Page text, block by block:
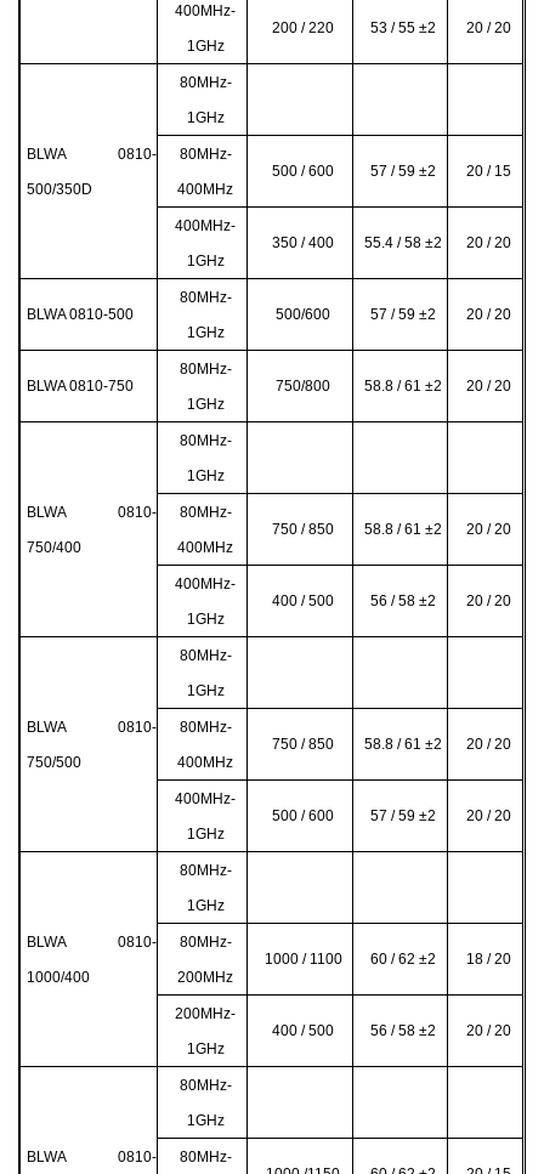
400MHz-
1GHz
200 / 220 53 / 55 ±2 20 / 20
BLWA 0810-
500/350D
80MHz-
1GHz
80MHz-
400MHz
500 / 600 57 / 59±2 20 / 15
400MHz-
1GHz
350 / 400 55.4 / 58 ±2 20 / 20
BLWA 0810-500
80MHz-
1GHz
500/600 57 / 59±2 20 / 20
BLWA 0810-750
80MHz-
1GHz
750/800 58.8 / 61±2 20 / 20
BLWA 0810-
750/400
80MHz-
1GHz
80MHz-
400MHz
750 / 850 58.8 / 61±2 20 / 20
400MHz-
1GHz
400 / 500 56 / 58 ±2 20 / 20
BLWA 0810-
750/500
80MHz-
1GHz
80MHz-
400MHz
750 / 850 58.8 / 61±2 20 / 20
400MHz-
1GHz
500 / 600 57 / 59 ±2 20 / 20
BLWA 0810-
1000/400
80MHz-
1GHz
80MHz-
200MHz
1000 / 1100 60 / 62 ±2 18 / 20
200MHz-
1GHz
400 / 500 56 / 58 ±2 20 / 20
BLWA 0810-
80MHz-
1GHz
80MHz-